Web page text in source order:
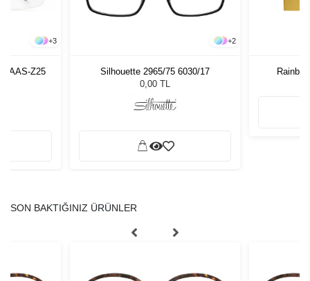
+3
AAS-Z25
+2
Silhouette 2965/75 6030/17
0,00 TL
SON BAKTIĞINIZ ÜRÜNLER